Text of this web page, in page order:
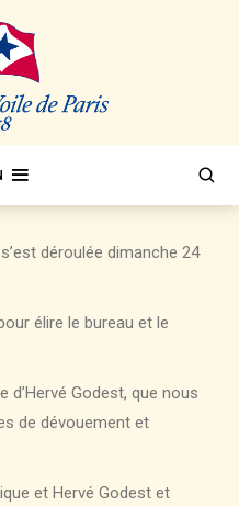
déroulée dimanche 24
élire le bureau et le
d’Hervé Godest, que nous
de dévouement et
et Hervé Godest et